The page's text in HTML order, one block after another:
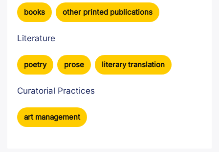
books other printed publications
Literature
poetry prose literary translation
Curatorial Practices
art management